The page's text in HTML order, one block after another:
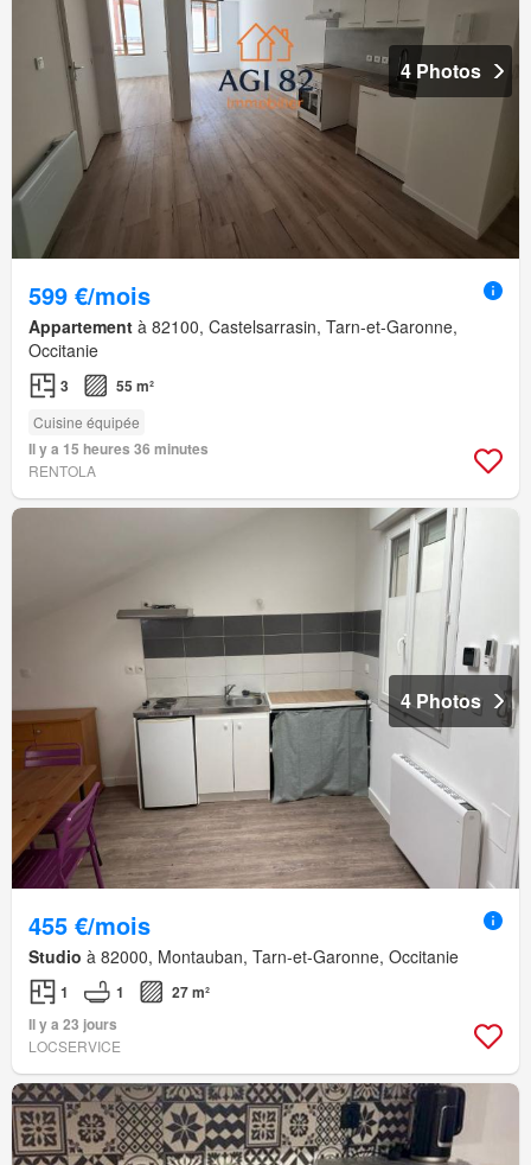
4 Photos
599 €/mois
Appartement à 82100, Castelsarrasin, Tarn-et-Garonne,
Occitanie
3 55 m²
Cuisine équipée
Il y a 15 heures 36 minutes
RENTOLA
4 Photos
455 €/mois
Studio à 82000, Montauban, Tarn-et-Garonne, Occitanie
1 1
27 m²
Il y a 23 jours
LOCSERVICE